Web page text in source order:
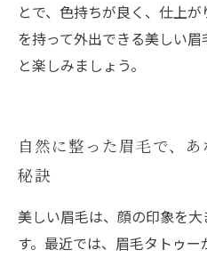
とで、色持ちが良く、仕上
を持って外出できる美しい
と楽しみましょう。
自然に整った眉毛で、
秘訣
美しい眉毛は、顔の印象を
す。最近では、眉毛タトゥ